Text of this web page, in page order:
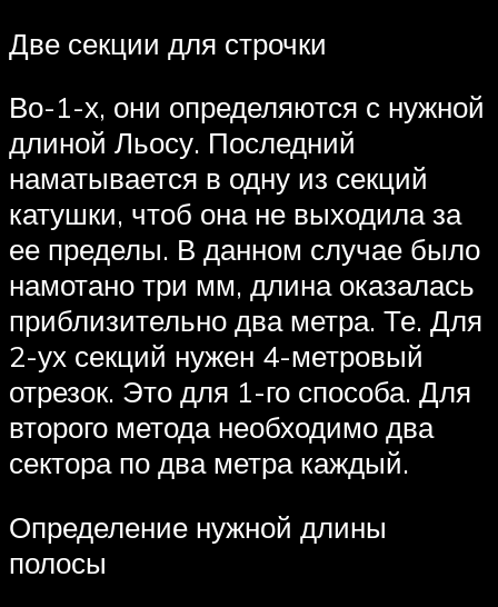
Две секции для строчки
Во-1-х, они определяются с нужной
длиной Льосу. Последний
наматывается в одну из секций
катушки, чтоб она не выходила за
ее пределы. В данном случае было
намотано три мм, длина оказалась
приблизительно два метра. Те. Для
2-ух секций нужен 4-метровый
отрезок. Это для 1-го способа. Для
второго метода необходимо два
сектора по два метра каждый.
Определение нужной длины
полосы